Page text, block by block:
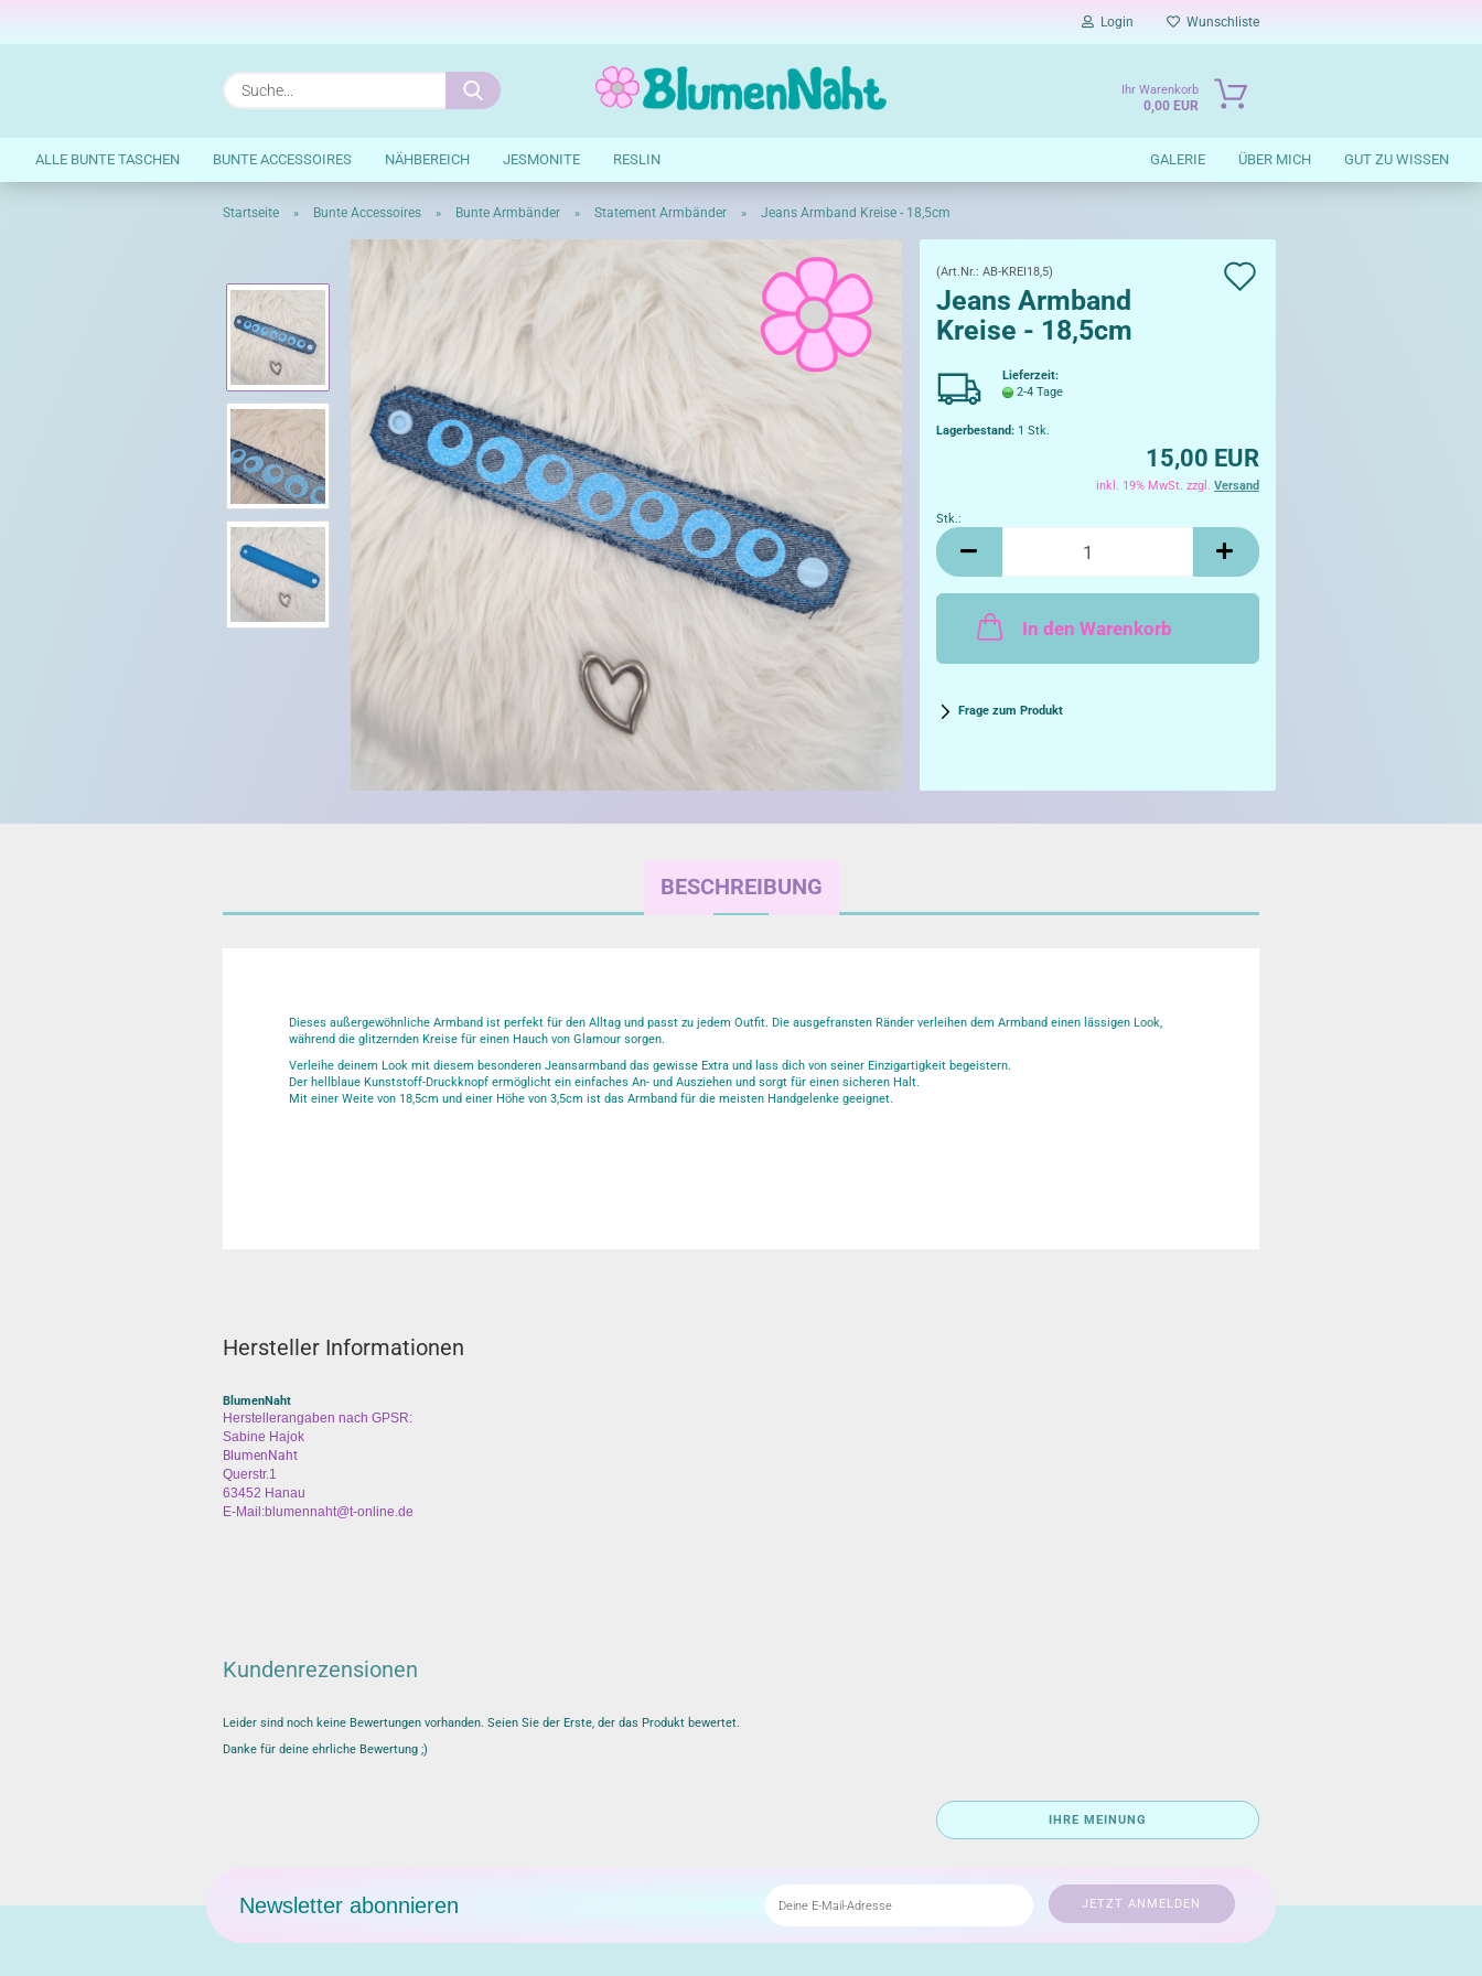
Login
Konto erstellen
Passwort vergessen?
Wunschliste
Suche...
Ihr Warenkorb
0,00 EUR
ALLE BUNTE TASCHEN BUNTE ACCESSOIRES NÄHBEREICH JESMONITE RESLIN GALERIE ÜBER MICH GUT ZU WISSEN
Startseite » Bunte Accessoires » Bunte Armbänder » Statement Armbänder » Jeans Armband Kreise - 18,5cm
(Art.Nr.: AB-KREI18,5)
Jeans Armband
Kreise - 18,5cm
Lieferzeit:
2-4 Tage
Lagerbestand: 1 Stk.
15,00 EUR
inkl. 19% MwSt. zzgl. Versand
Stk.:
Stk.
In den Warenkorb
Frage zum Produkt
BESCHREIBUNG
Dieses außergewöhnliche Armband ist perfekt für den Alltag und passt zu jedem Outfit. Die ausgefransten Ränder verleihen dem Armband einen lässigen Look,
während die glitzernden Kreise für einen Hauch von Glamour sorgen.
Verleihe deinem Look mit diesem besonderen Jeansarmband das gewisse Extra und lass dich von seiner Einzigartigkeit begeistern.
Der hellblaue Kunststoff-Druckknopf ermöglicht ein einfaches An- und Ausziehen und sorgt für einen sicheren Halt.
Mit einer Weite von 18,5cm und einer Höhe von 3,5cm ist das Armband für die meisten Handgelenke geeignet.
Hersteller Informationen
BlumenNaht
Herstellerangaben nach GPSR:
Sabine Hajok
BlumenNaht
Querstr.1
63452 Hanau
E-Mail:blumennaht@t-online.de
Kundenrezensionen
Leider sind noch keine Bewertungen vorhanden. Seien Sie der Erste, der das Produkt bewertet.
Danke für deine ehrliche Bewertung ;)
IHRE MEINUNG
Newsletter abonnieren